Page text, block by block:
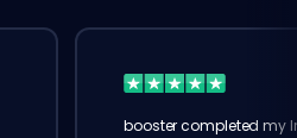
booster completed my